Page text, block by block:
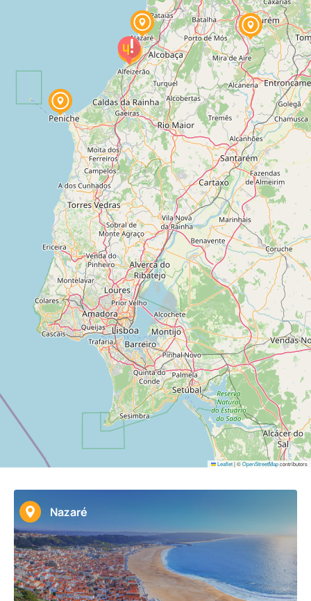
Nazaré
Leaflet|©OpenStreetMapcontributors